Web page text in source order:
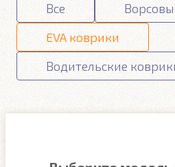
Все
EVA коврики
Водительские